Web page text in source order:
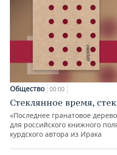
Общество 00:00
Стеклянное время,
«Последнее гранатовое
для российского книжного
курдского автора из Ирака